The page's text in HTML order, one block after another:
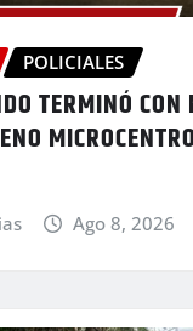
POLICIALES
TERMINÓ
Ago 8, 2026